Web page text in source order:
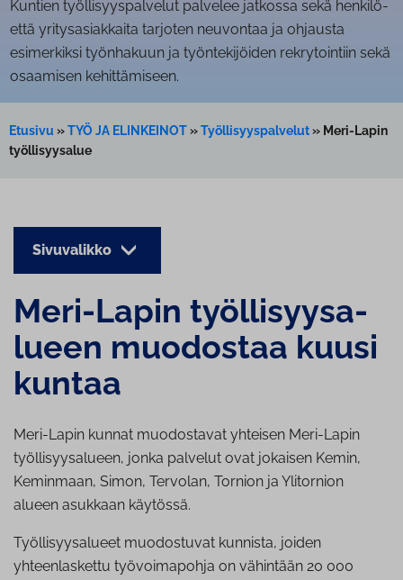
Kuntien työllisyyspalvelut palvelee jatkossa sekä henkilö-
että yritysasiakkaita tarjoten neuvontaa ja ohjausta
esimerkiksi työnhakuun ja työntekijöiden rekrytointiin sekä
osaamisen kehittämiseen.
Etusivu »TYÖ JA ELINKEINOT»Työllisyyspalvelut» Meri-Lapin
työllisyysalue
Sivuvalikko
Meri-Lapin työl­li­syy­sa­
lu­een muodostaa kuusi
kuntaa
Meri-Lapin kunnat muodostavat yhteisen Meri-Lapin
työllisyysalueen, jonka palvelut ovat jokaisen Kemin,
Keminmaan, Simon, Tervolan, Tornion ja Ylitornion
alueen asukkaan käytössä.
Työllisyysalueet muodostuvat kunnista, joiden
yhteenlaskettu työvoimapohja on vähintään 20 000